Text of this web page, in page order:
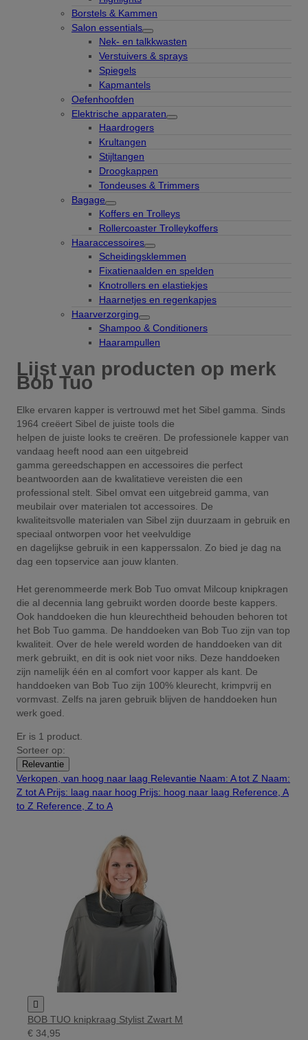
Borstels & Kammen
Salon essentials
Nek- en talkkwasten
Verstuivers & sprays
Spiegels
Kapmantels
Oefenhoofden
Elektrische apparaten
Haardrogers
Krultangen
Stijltangen
Droogkappen
Tondeuses & Trimmers
Bagage
Koffers en Trolleys
Rollercoaster Trolleykoffers
Haaraccessoires
Scheidingsklemmen
Fixatienaalden en spelden
Knotrollers en elastiekjes
Haarnetjes en regenkapjes
Haarverzorging
Shampoo & Conditioners
Haarampullen
Lijst van producten op merk
Bob Tuo
Elke ervaren kapper is vertrouwd met het Sibel gamma. Sinds
1964 creëert Sibel de juiste tools die
helpen de juiste looks te creëren. De professionele kapper van
vandaag heeft nood aan een uitgebreid
gamma gereedschappen en accessoires die perfect
beantwoorden aan de kwalitatieve vereisten die een
professional stelt. Sibel omvat een uitgebreid gamma, van
meubilair over materialen tot accessoires. De
kwaliteitsvolle materialen van Sibel zijn duurzaam in gebruik en
speciaal ontworpen voor het veelvuldige
en dagelijkse gebruik in een kapperssalon. Zo bied je dag na
dag een topservice aan jouw klanten.
Het gerenommeerde merk Bob Tuo omvat Milcoup knipkragen
die al decennia lang gebruikt worden doorde beste kappers.
Ook handdoeken die hun kleurechtheid behouden behoren tot
het Bob Tuo gamma. De handdoeken van Bob Tuo zijn van top
kwaliteit. Over de hele wereld worden de handdoeken van dit
merk gebruikt, en dit is ook niet voor niks. Deze handdoeken
zijn namelijk één en al comfort voor kapper als kant. De
handdoeken van Bob Tuo zijn 100% kleurecht, krimpvrij en
vormvast. Zelfs na jaren gebruik blijven de handdoeken hun
werk goed.
Er is 1 product.
Sorteer op:
Relevantie
Verkopen, van hoog naar laag Relevantie Naam: A tot Z Naam:
Z tot A Prijs: laag naar hoog Prijs: hoog naar laag Reference, A
to Z Reference, Z to A

BOB TUO knipkraag Stylist Zwart M
€ 34,95